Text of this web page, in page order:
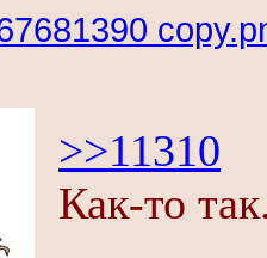
>>11310
Как-то